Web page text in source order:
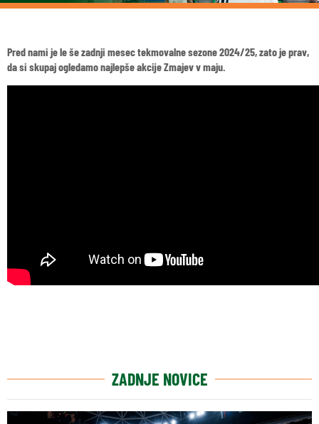
Pred nami je le še zadnji mesec tekmovalne sezone 2024/25, zato je prav,
da si skupaj ogledamo najlepše akcije Zmajev v maju.
ZADNJE NOVICE